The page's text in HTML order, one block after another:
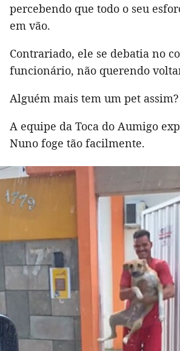
percebendo que todo o seu
em vão.
Contrariado, ele se debatia no
funcionário, não querendo
Alguém mais tem um pet assim?
A equipe da Toca do Aumigo
Nuno foge tão facilmente.